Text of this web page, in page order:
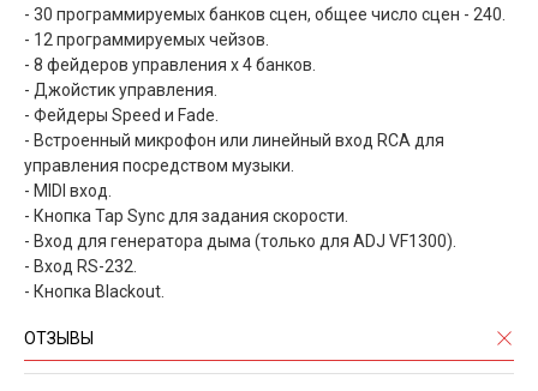
- 30 программируемых банков сцен, общее число сцен - 240.
- 12 программируемых чейзов.
- 8 фейдеров управления x 4 банков.
- Джойстик управления.
- Фейдеры Speed и Fade.
- Встроенный микрофон или линейный вход RCA для
управления посредством музыки.
- MIDI вход.
- Кнопка Tap Sync для задания скорости.
- Вход для генератора дыма (только для ADJ VF1300).
- Вход RS-232.
- Кнопка Blackout.
ОТЗЫВЫ